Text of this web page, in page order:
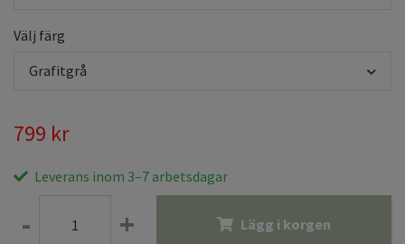
Välj färg
Grafitgrå
799 kr
Leverans inom 3–7 arbetsdagar
- + Lägg i korgen